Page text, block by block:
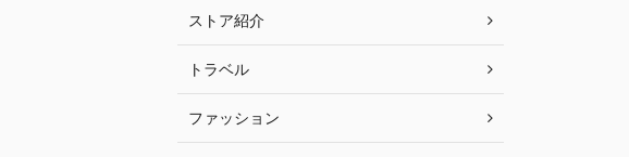
ストア紹介
トラベル
ファッション